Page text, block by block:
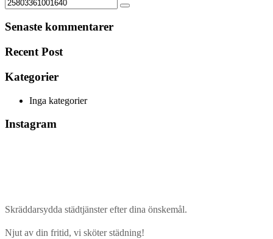
Senaste kommentarer
Recent Post
Kategorier
Inga kategorier
Instagram
Skräddarsydda städtjänster efter dina önskemål.
Njut av din fritid, vi sköter städning!